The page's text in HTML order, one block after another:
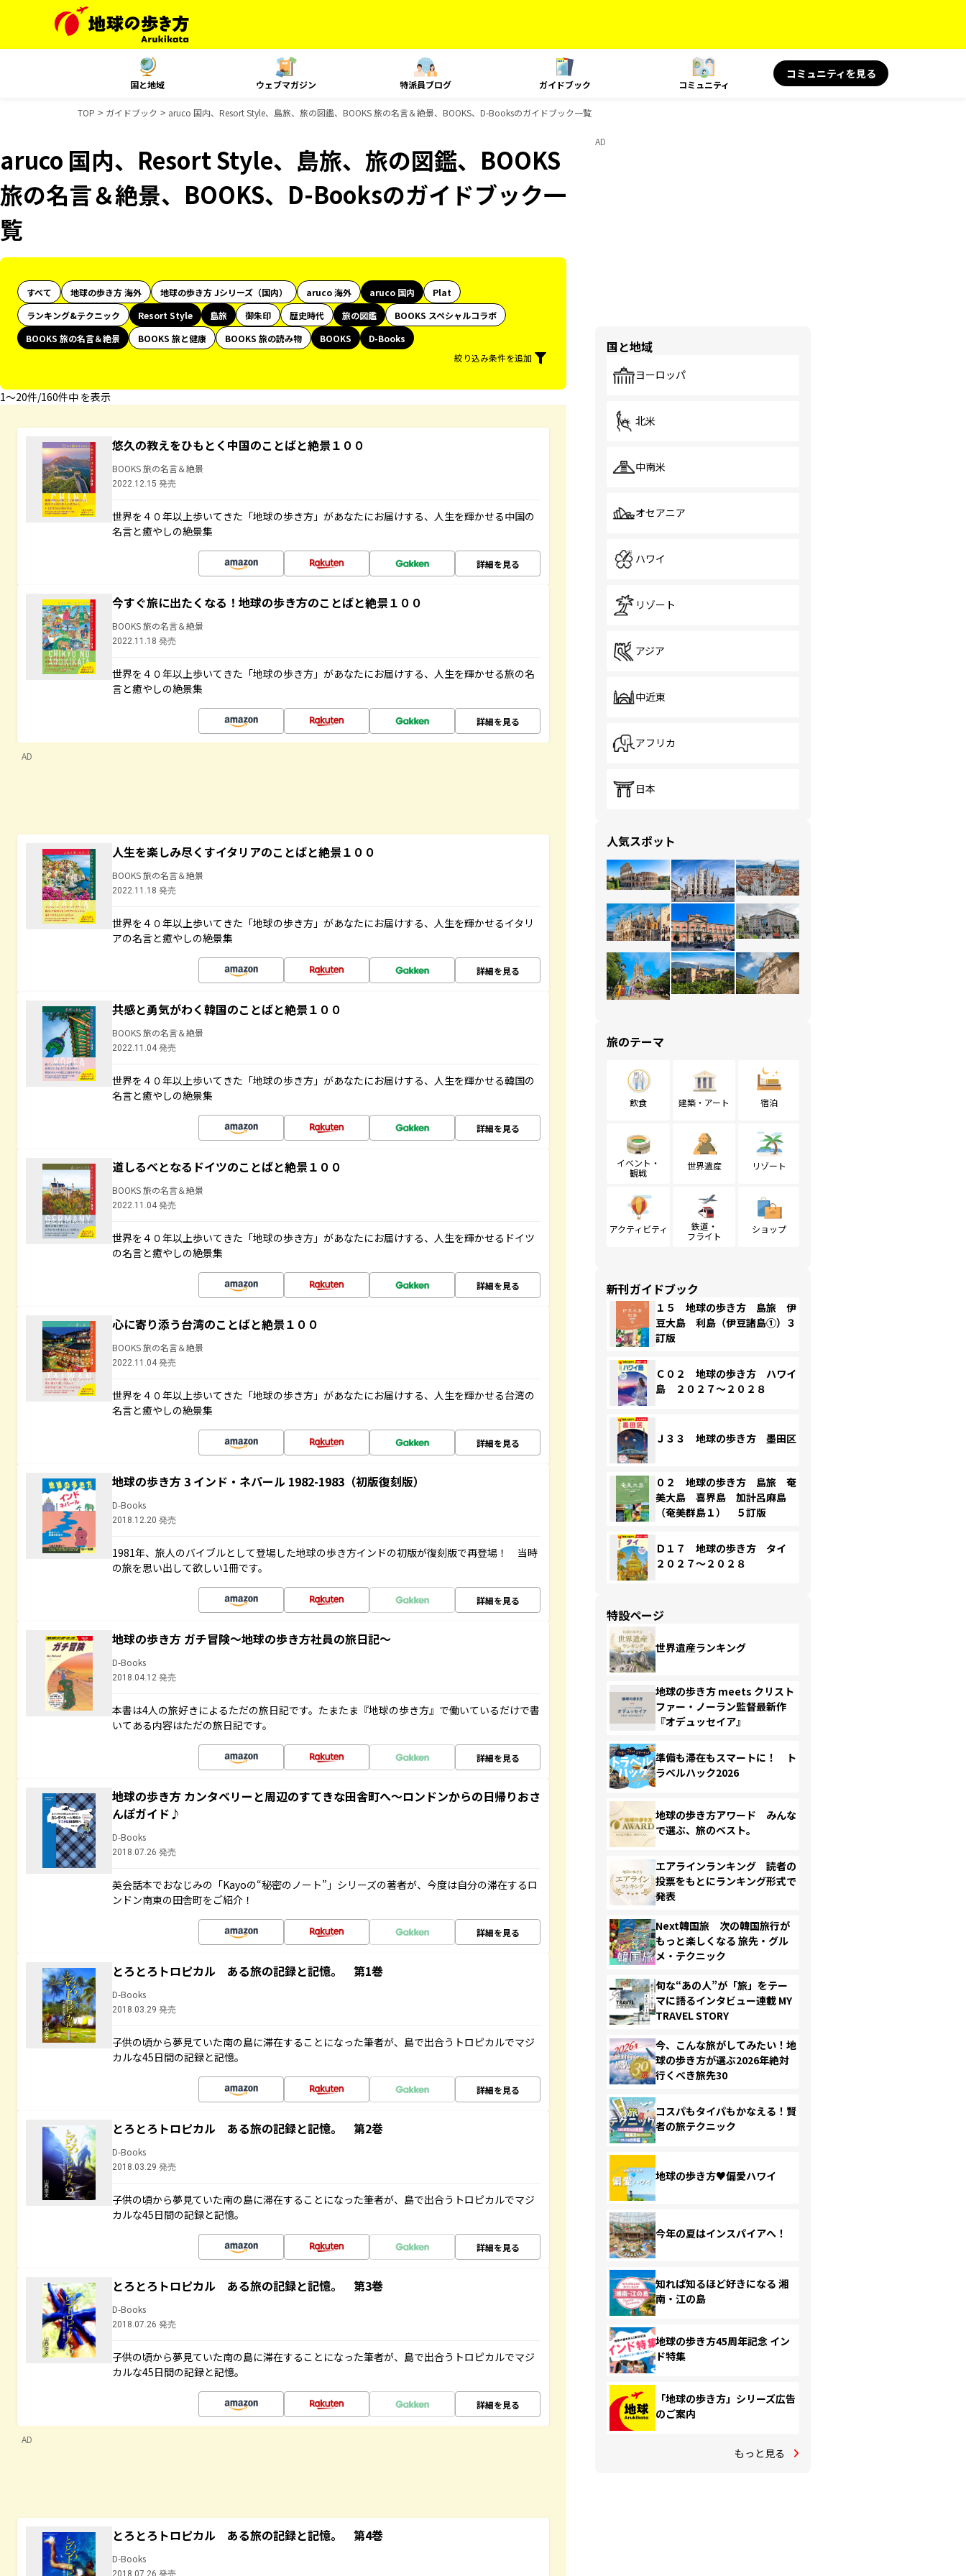
国と地域 ウェブマガジン 特派員ブログ ガイドブック コミュニティ
コミュニティを見る
TOP ガイドブック aruco 国内、Resort Style、島旅、旅の図鑑、BOOKS 旅の名言＆絶景、BOOKS、D-Booksのガイドブック一覧
aruco 国内、Resort Style、島旅、旅の図鑑、BOOKS
旅の名言＆絶景、BOOKS、D-Booksのガイドブック一
覧
すべて 地球の歩き方 海外 地球の歩き方 Jシリーズ（国内） aruco 海外 aruco 国内
Plat
ランキング&テクニック
Resort Style 島旅 御朱印 歴史時代 旅の図鑑
BOOKS スペシャルコラボ
BOOKS 旅の名言＆絶景
BOOKS 旅と健康 BOOKS 旅の読み物 BOOKS
D-Books
絞り込み条件を追加
1〜20件/160件中 を表示
悠久の教えをひもとく中国のことばと絶景１００
BOOKS 旅の名言＆絶景
2022.12.15 発売
世界を４０年以上歩いてきた「地球の歩き方」があなたにお届けする、人生を輝かせる中国の
名言と癒やしの絶景集
詳細を見る
今すぐ旅に出たくなる！地球の歩き方のことばと絶景１００
BOOKS 旅の名言＆絶景
2022.11.18 発売
世界を４０年以上歩いてきた「地球の歩き方」があなたにお届けする、人生を輝かせる旅の名
言と癒やしの絶景集
詳細を見る
AD
人生を楽しみ尽くすイタリアのことばと絶景１００
BOOKS 旅の名言＆絶景
2022.11.18 発売
世界を４０年以上歩いてきた「地球の歩き方」があなたにお届けする、人生を輝かせるイタリ
アの名言と癒やしの絶景集
詳細を見る
共感と勇気がわく韓国のことばと絶景１００
BOOKS 旅の名言＆絶景
2022.11.04 発売
世界を４０年以上歩いてきた「地球の歩き方」があなたにお届けする、人生を輝かせる韓国の
名言と癒やしの絶景集
詳細を見る
道しるべとなるドイツのことばと絶景１００
BOOKS 旅の名言＆絶景
2022.11.04 発売
世界を４０年以上歩いてきた「地球の歩き方」があなたにお届けする、人生を輝かせるドイツ
の名言と癒やしの絶景集
詳細を見る
心に寄り添う台湾のことばと絶景１００
BOOKS 旅の名言＆絶景
2022.11.04 発売
世界を４０年以上歩いてきた「地球の歩き方」があなたにお届けする、人生を輝かせる台湾の
名言と癒やしの絶景集
詳細を見る
地球の歩き方 3 インド・ネパール 1982-1983（初版復刻版）
D-Books
2018.12.20 発売
1981年、旅人のバイブルとして登場した地球の歩き方インドの初版が復刻版で再登場！ 当時
の旅を思い出して欲しい1冊です。
詳細を見る
地球の歩き方 ガチ冒険～地球の歩き方社員の旅日記～
D-Books
2018.04.12 発売
本書は4人の旅好きによるただの旅日記です。たまたま『地球の歩き方』で働いているだけで書
いてある内容はただの旅日記です。
詳細を見る
地球の歩き方 カンタベリーと周辺のすてきな田舎町へ～ロンドンからの日帰りおさ
んぽガイド♪
D-Books
2018.07.26 発売
英会話本でおなじみの「Kayoの“秘密のノート”」シリーズの著者が、今度は自分の滞在するロ
ンドン南東の田舎町をご紹介！
詳細を見る
とろとろトロピカル ある旅の記録と記憶。 第1巻
D-Books
2018.03.29 発売
子供の頃から夢見ていた南の島に滞在することになった筆者が、島で出合うトロピカルでマジ
カルな45日間の記録と記憶。
詳細を見る
とろとろトロピカル ある旅の記録と記憶。 第2巻
D-Books
2018.03.29 発売
子供の頃から夢見ていた南の島に滞在することになった筆者が、島で出合うトロピカルでマジ
カルな45日間の記録と記憶。
詳細を見る
とろとろトロピカル ある旅の記録と記憶。 第3巻
D-Books
2018.07.26 発売
子供の頃から夢見ていた南の島に滞在することになった筆者が、島で出合うトロピカルでマジ
カルな45日間の記録と記憶。
詳細を見る
AD
とろとろトロピカル ある旅の記録と記憶。 第4巻
D-Books
2018.07.26 発売
AD
国と地域
ヨーロッパ
北米
中南米
オセアニア
ハワイ
リゾート
アジア
中近東
アフリカ
日本
人気スポット
旅のテーマ
飲食 建築・アート 宿泊
イベント・
観戦
世界遺産 リゾート
アクティビティ
鉄道・
フライト
ショップ
新刊ガイドブック
１５ 地球の歩き方 島旅 伊
豆大島 利島（伊豆諸島①）３
訂版
Ｃ０２ 地球の歩き方 ハワイ
島 ２０２７～２０２８
Ｊ３３ 地球の歩き方 墨田区
０２ 地球の歩き方 島旅 奄
美大島 喜界島 加計呂麻島
（奄美群島１） ５訂版
Ｄ１７ 地球の歩き方 タイ
２０２７～２０２８
特設ページ
世界遺産ランキング
地球の歩き方 meets クリスト
ファー・ノーラン監督最新作
『オデュッセイア』
準備も滞在もスマートに！ ト
ラベルハック2026
地球の歩き方アワード みんな
で選ぶ、旅のベスト。
エアラインランキング 読者の
投票をもとにランキング形式で
発表
Next韓国旅 次の韓国旅行が
もっと楽しくなる 旅先・グル
メ・テクニック
旬な“あの人”が「旅」をテー
マに語るインタビュー連載 MY
TRAVEL STORY
今、こんな旅がしてみたい！地
球の歩き方が選ぶ2026年絶対
行くべき旅先30
コスパもタイパもかなえる！賢
者の旅テクニック
地球の歩き方♥偏愛ハワイ
今年の夏はインスパイアへ！
知れば知るほど好きになる 湘
南・江の島
地球の歩き方45周年記念 イン
ド特集
「地球の歩き方」シリーズ広告
のご案内
もっと見る